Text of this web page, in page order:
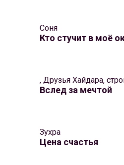
Соня
Кто стучит в моё
, Друзья Хайдара,
Вслед за мечтой
Зухра
Цена счастья